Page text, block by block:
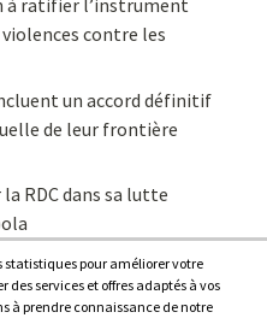
à ratifier l’instrument
contre les
un accord définitif
de leur frontière
RDC dans sa lutte
statistiques pour améliorer votre
des services et offres adaptés à vos
à prendre connaissance de notre